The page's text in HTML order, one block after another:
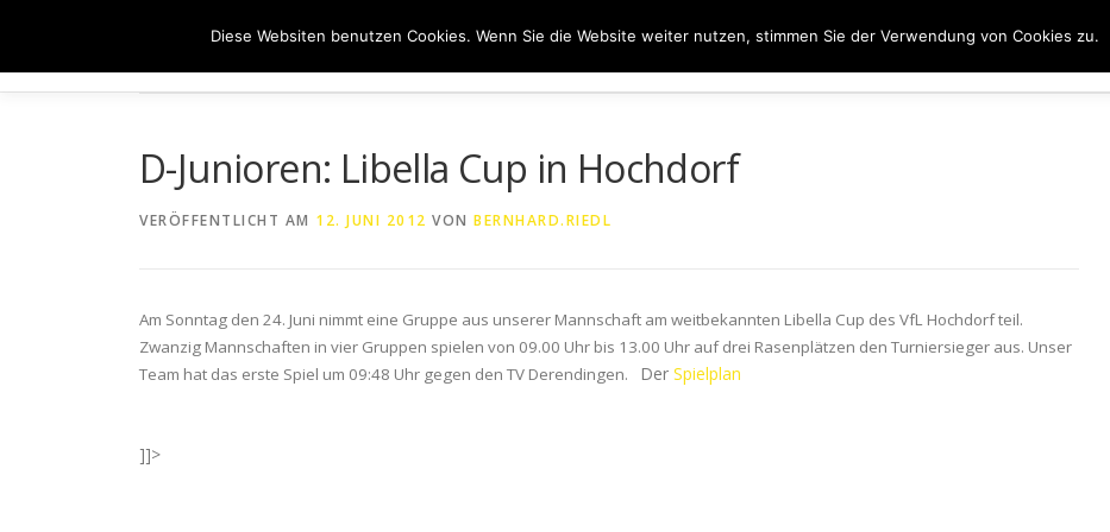
springen
HOME ÜBER UNS 50 JAHRE SVN KONTAKT NEWS SPONSORING
D-Junioren: Libella Cup in Hochdorf
VERÖFFENTLICHT AM 12. JUNI 2012 VON BERNHARD.RIEDL
Am Sonntag den 24. Juni nimmt eine Gruppe aus unserer Mannschaft am weitbekannten Libella Cup des VfL Hochdorf teil.
Zwanzig Mannschaften in vier Gruppen spielen von 09.00 Uhr bis 13.00 Uhr auf drei Rasenplätzen den Turniersieger aus. Unser
Team hat das erste Spiel um 09:48 Uhr gegen den TV Derendingen.
Der Spielplan
]]>
Diese Websiten benutzen Cookies. Wenn Sie die Website weiter nutzen, stimmen Sie der Verwendung von Cookies zu.